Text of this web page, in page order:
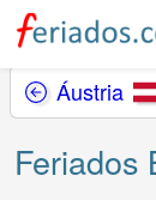
Áustria
Feriados